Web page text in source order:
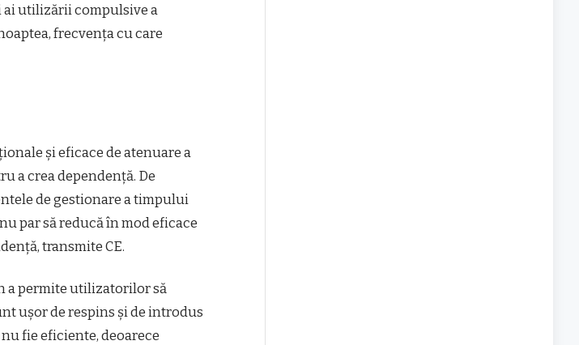
ai utilizării compulsive a
frecvenţa cu care
şi eficace de atenuare a
a crea dependenţă. De
de gestionare a timpului
par să reducă în mod eficace
transmite CE.
a permite utilizatorilor să
uşor de respins şi de introdus
fie eficiente, deoarece